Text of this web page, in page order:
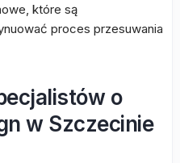
które są
proces przesuwania
o
w Szczecinie